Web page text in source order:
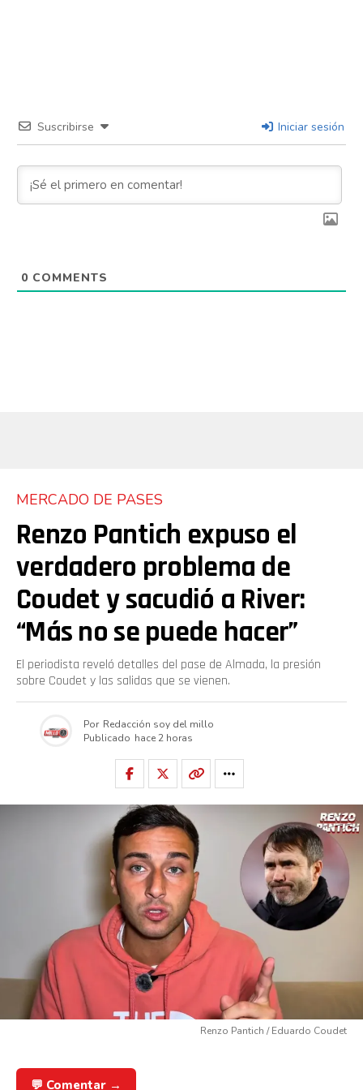
Suscribirse Iniciar sesión
0 COMMENTS
MERCADO DE PASES
Renzo Pantich expuso el
verdadero problema de
Coudet y sacudió a River:
“Más no se puede hacer”
El periodista reveló detalles del pase de Almada, la presión
sobre Coudet y las salidas que se vienen.
Por Redacción soy del millo
Publicado hace 2 horas
Renzo Pantich / Eduardo Coudet
💬 Comentar →